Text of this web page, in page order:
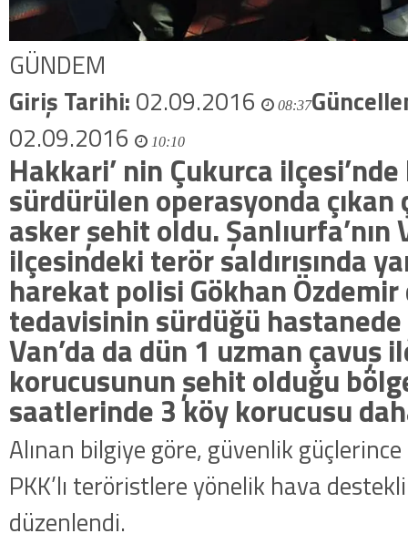
GÜNDEM
Giriş Tarihi: 02.09.2016 08:37
02.09.2016
10:10
Hakkari’ nin Çukurca
sürdürülen operasyonda çıkan
asker şehit oldu.
ilçesindeki terör saldırısında
harekat polisi Gökhan Özdemir
tedavisinin sürdüğü
Van’da da dün 1 uzman çavuş
korucusunun şehit olduğu
saatlerinde 3 köy korucusu
Alınan bilgiye göre, güvenlik güçlerince
PKK’lı teröristlere yönelik hava
düzenlendi.